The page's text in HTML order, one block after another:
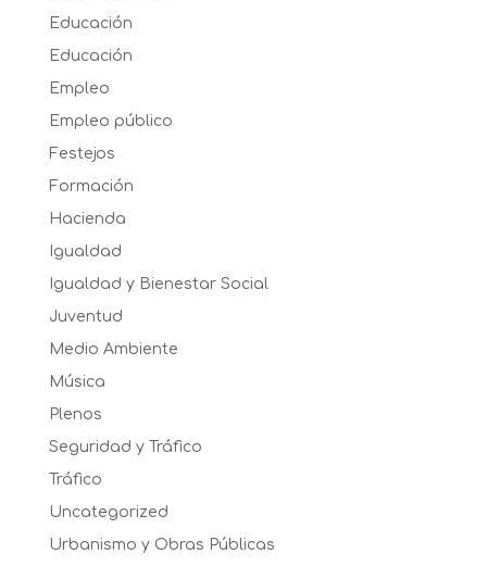
Educación
Educación
Empleo
Empleo público
Festejos
Formación
Hacienda
Igualdad
Igualdad y Bienestar Social
Juventud
Medio Ambiente
Música
Plenos
Seguridad y Tráfico
Tráfico
Uncategorized
Urbanismo y Obras Públicas